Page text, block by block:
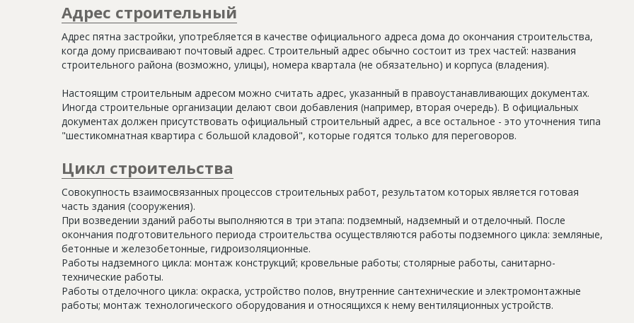
Адрес строительный
Адрес пятна застройки, употребляется в качестве официального адреса дома до окончания строительства,
когда дому присваивают почтовый адрес. Строительный адрес обычно состоит из трех частей: названия
строительного района (возможно, улицы), номера квартала (не обязательно) и корпуса (владения).
Настоящим строительным адресом можно считать адрес, указанный в правоустанавливающих документах.
Иногда строительные организации делают свои добавления (например, вторая очередь). В официальных
документах должен присутствовать официальный строительный адрес, а все остальное - это уточнения типа
"шестикомнатная квартира с большой кладовой", которые годятся только для переговоров.
Цикл строительства
Совокупность взаимосвязанных процессов строительных работ, результатом которых является готовая
часть здания (сооружения).
При возведении зданий работы выполняются в три этапа: подземный, надземный и отделочный. После
окончания подготовительного периода строительства осуществляются работы подземного цикла: земляные,
бетонные и железобетонные, гидроизоляционные.
Работы надземного цикла: монтаж конструкций; кровельные работы; столярные работы, санитарно-
технические работы.
Работы отделочного цикла: окраска, устройство полов, внутренние сантехнические и электромонтажные
работы; монтаж технологического оборудования и относящихся к нему вентиляционных устройств.